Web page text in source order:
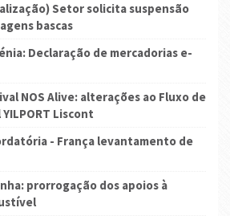
Setor solicita suspensão
bascas
Declaração de mercadorias e-
NOS Alive: alterações ao Fluxo de
Liscont
- França levantamento de
prorrogação dos apoios à